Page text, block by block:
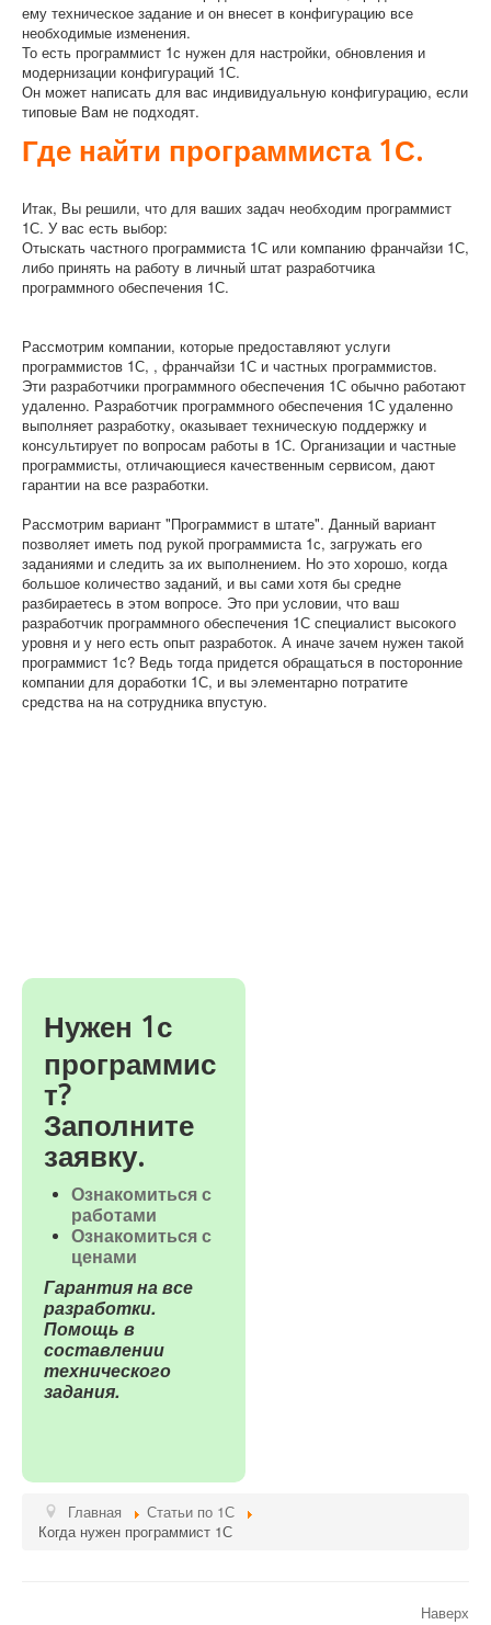
ему техническое задание и он внесет в конфигурацию все
необходимые изменения.
То есть программист 1с нужен для настройки, обновления и
модернизации конфигураций 1С.
Он может написать для вас индивидуальную конфигурацию, если
типовые Вам не подходят.
Где найти программиста 1С.
Итак, Вы решили, что для ваших задач необходим программист
1С. У вас есть выбор:
Отыскать частного программиста 1С или компанию франчайзи 1С,
либо принять на работу в личный штат разработчика
программного обеспечения 1С.
Рассмотрим компании, которые предоставляют услуги
программистов 1С, , франчайзи 1С и частных программистов.
Эти разработчики программного обеспечения 1С обычно работают
удаленно. Разработчик программного обеспечения 1С удаленно
выполняет разработку, оказывает техническую поддержку и
консультирует по вопросам работы в 1С. Организации и частные
программисты, отличающиеся качественным сервисом, дают
гарантии на все разработки.
Рассмотрим вариант "Программист в штате". Данный вариант
позволяет иметь под рукой программиста 1с, загружать его
заданиями и следить за их выполнением. Но это хорошо, когда
большое количество заданий, и вы сами хотя бы средне
разбираетесь в этом вопросе. Это при условии, что ваш
разработчик программного обеспечения 1С специалист высокого
уровня и у него есть опыт разработок. А иначе зачем нужен такой
программист 1с? Ведь тогда придется обращаться в посторонние
компании для доработки 1С, и вы элементарно потратите
средства на на сотрудника впустую.
Нужен 1с
программис
т?
Заполните
заявку.
Ознакомиться с
работами
Ознакомиться с
ценами
Гарантия на все
разработки.
Помощь в
составлении
технического
задания.
Главная
Статьи по 1С
Когда нужен программист 1С
Наверх